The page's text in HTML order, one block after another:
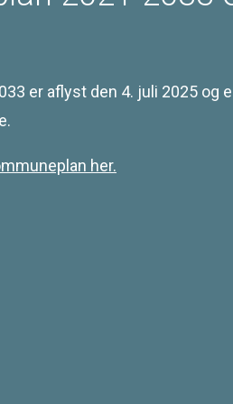
er aflyst den 4. juli 2025 og
her.